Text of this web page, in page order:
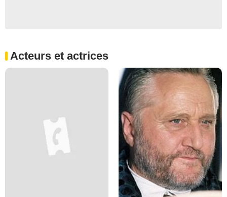
Acteurs et actrices